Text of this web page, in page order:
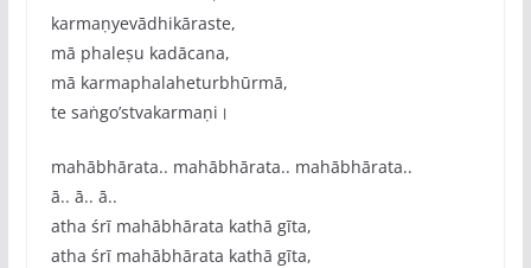
karmaṇyevādhikāraste,
mā phaleṣu kadācana,
mā karmaphalaheturbhūrmā,
te saṅgo’stvakarmaṇi।
mahābhārata.. mahābhārata.. mahābhārata..
ā.. ā.. ā..
atha śrī mahābhārata kathā gīta,
atha śrī mahābhārata kathā gīta,